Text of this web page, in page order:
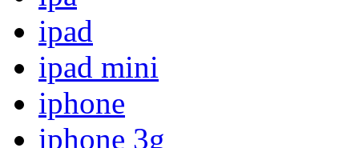
ipad
ipad mini
iphone
iphone 3g